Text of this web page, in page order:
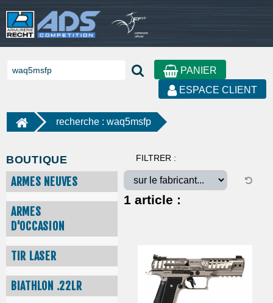
PANIER
ESPACE CLIENT
recherche : waq5msfp
BOUTIQUE
ARMES NEUVES
ARMES
D'OCCASION
TIR LASER
BIATHLON .22LR
FILTRER :
1 article :